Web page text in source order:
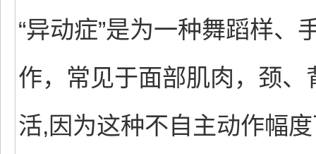
“异动症”是为一种舞蹈样
作，常见于面部肌肉，颈
活,因为这种不自主动作幅